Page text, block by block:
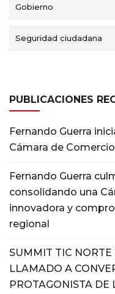
Gobierno
Seguridad ciudadana
PUBLICACIONES
Fernando Guerra
Cámara de
Fernando Guerra
consolidando una
innovadora y
regional
SUMMIT TIC NORTE
LLAMADO A
PROTAGONISTA DE